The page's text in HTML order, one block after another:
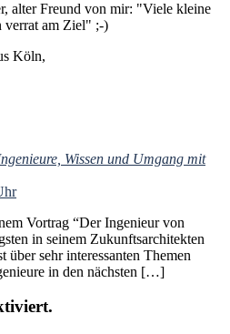
alter Freund von mir: "Viele kleine
verrat am Ziel" ;-)
Köln,
Wissen und Umgang mit
Vortrag “Der Ingenieur von
in seinem Zukunftsarchitekten
über sehr interessanten Themen
in den nächsten […]